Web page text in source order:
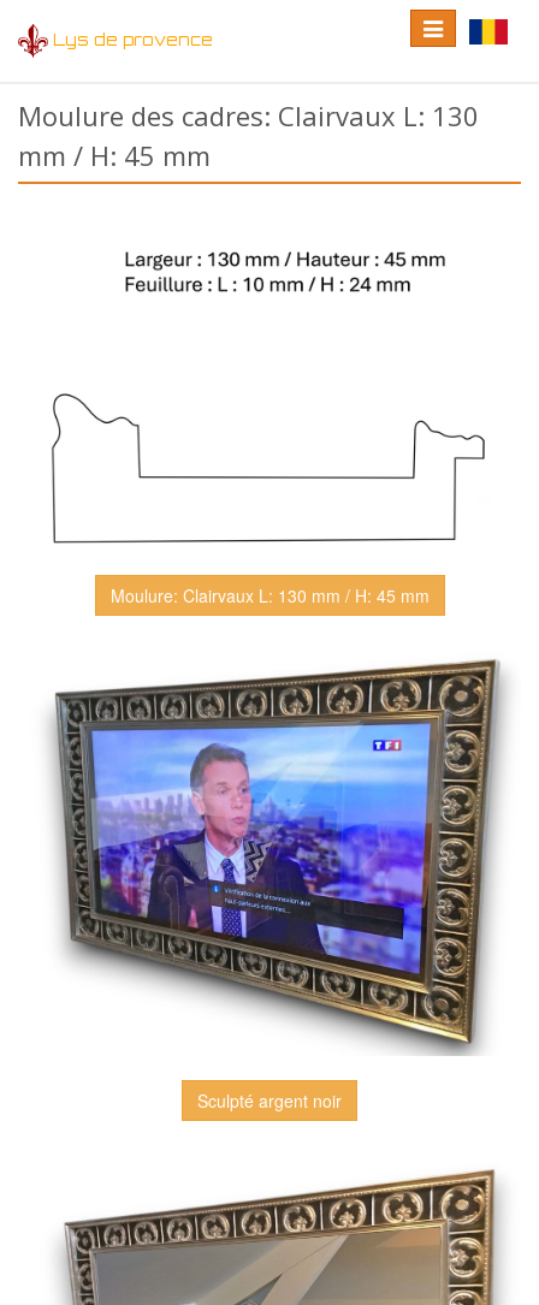
Lys de provence
language
Toggle
navigation
Moulure des cadres: Clairvaux L: 130
mm / H: 45 mm
Moulure: Clairvaux L: 130 mm / H: 45 mm
Sculpté argent noir